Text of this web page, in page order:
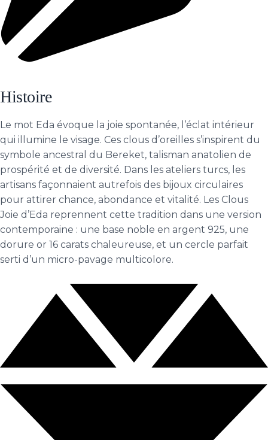
Histoire
Le mot Eda évoque la joie spontanée, l’éclat intérieur
qui illumine le visage. Ces clous d’oreilles s’inspirent du
symbole ancestral du Bereket, talisman anatolien de
prospérité et de diversité. Dans les ateliers turcs, les
artisans façonnaient autrefois des bijoux circulaires
pour attirer chance, abondance et vitalité. Les Clous
Joie d’Eda reprennent cette tradition dans une version
contemporaine : une base noble en argent 925, une
dorure or 16 carats chaleureuse, et un cercle parfait
serti d’un micro-pavage multicolore.